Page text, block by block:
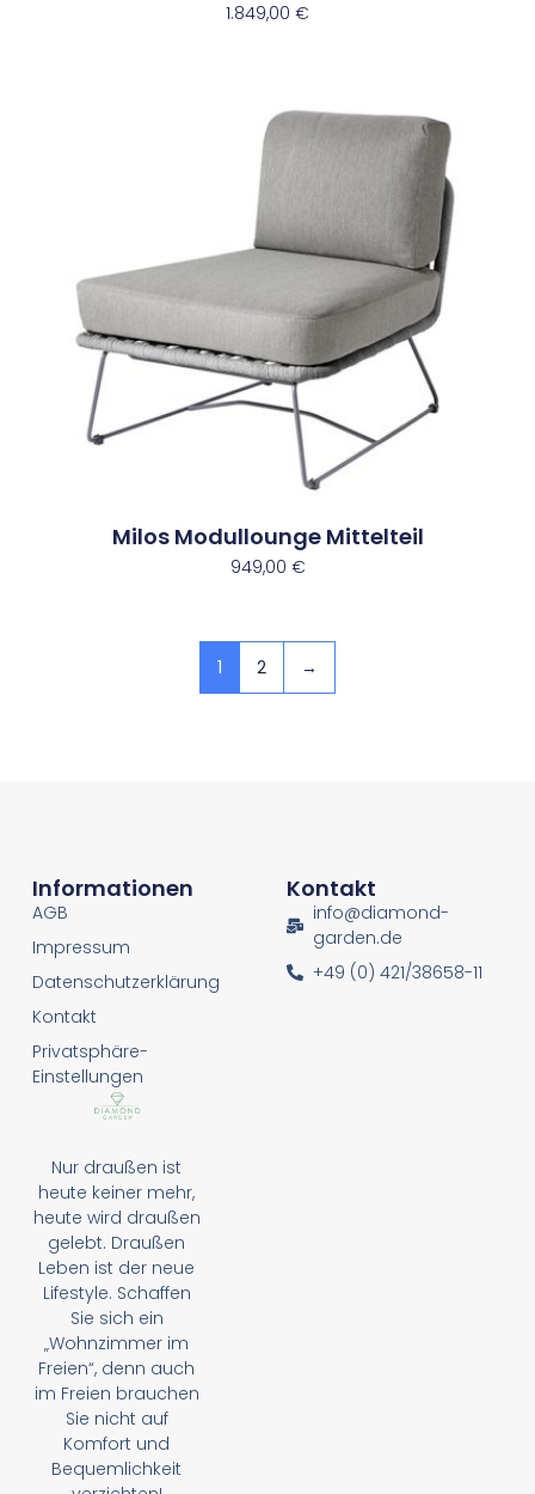
1.849,00 €
Milos Modullounge Mittelteil
949,00 €
1 2 →
Nur draußen ist
heute keiner mehr,
heute wird draußen
gelebt. Draußen
Leben ist der neue
Lifestyle. Schaffen
Sie sich ein
„Wohnzimmer im
Freien“, denn auch
im Freien brauchen
Sie nicht auf
Komfort und
Bequemlichkeit
Informationen
AGB
Impressum
Datenschutzerklärung
Kontakt
Privatsphäre-
Einstellungen
Kontakt
info@diamond-
garden.de
+49 (0) 421/38658-11